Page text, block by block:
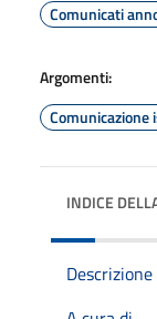
Comunicati
Argomenti:
INDICE
Descrizione